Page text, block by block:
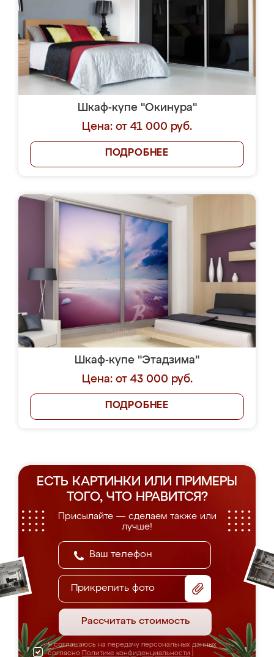
Шкаф-купе "Окинура"
Цена: от 41 000 руб.
ПОДРОБНЕЕ
Шкаф-купе "Этадзима"
Цена: от 43 000 руб.
ПОДРОБНЕЕ
ЕСТЬ КАРТИНКИ ИЛИ ПРИМЕРЫ
ТОГО, ЧТО НРАВИТСЯ?
Присылайте — сделаем также или
лучше!
Прикрепить фото
Рассчитать стоимость
Я соглашаюсь на передачу персональных данных
согласно Политике конфиденциальности